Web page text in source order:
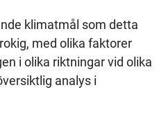
klimatmål som detta
med olika faktorer
i olika riktningar vid olika
analys i